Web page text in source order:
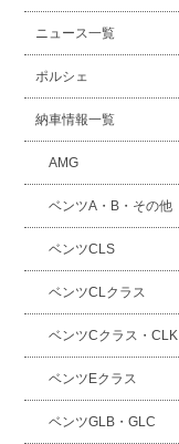
ニュース一覧
ポルシェ
納車情報一覧
AMG
ベンツA・B・その他
ベンツCLS
ベンツCLクラス
ベンツCクラス・CLK
ベンツEクラス
ベンツGLB・GLC